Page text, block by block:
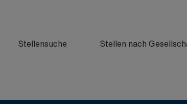
Stellensuche Stellen nach